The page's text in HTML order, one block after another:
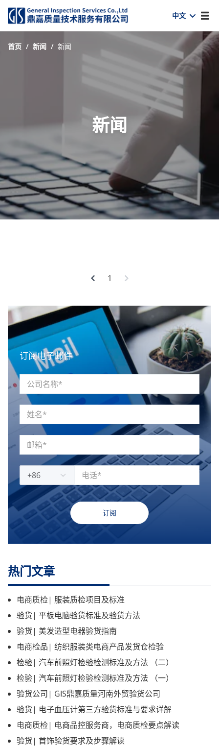
中文
首页 / 新闻 / 新闻
新闻
Previous
1
订阅电子邮件
+86
订阅
热门文章
电商质检| 服装质检项目及标准
验货| 平板电脑验货标准及验货方法
验货| 美发造型电器验货指南
电商检品| 纺织服装类电商产品发货仓检验
检验| 汽车前照灯检验检测标准及方法 （二）
检验| 汽车前照灯检验检测标准及方法 （一）
验货公司| GIS鼎嘉质量河南外贸验货公司
验货| 电子血压计第三方验货标准与要求详解
电商质检| 电商品控服务商，电商质检要点解读
验货| 首饰验货要求及步骤解读